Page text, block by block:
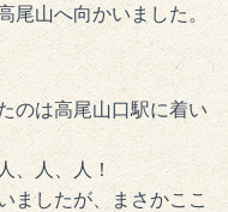
尾山へ向かいました。
のは高尾山口駅に着い
、人、人！
ましたが、まさかここ